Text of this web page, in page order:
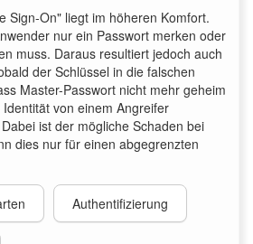
Sign-On" liegt im höheren Komfort.
nur ein Passwort merken oder
muss. Daraus resultiert jedoch auch
der Schlüssel in die falschen
Master-Passwort nicht mehr geheim
von einem Angreifer
ist der mögliche Schaden bei
dies nur für einen abgegrenzten
Authentifizierung